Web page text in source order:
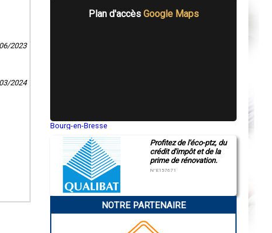
2023
2024
Plan d'accès Google Maps
Bourg-en-Bresse
Montluçon
Manosque
Gap
Charleville-Mézières
Pamiers
Narbonne
Profitez de l'éco-ptz, du
crédit d'impôt et de la
prime de rénovation.
N°E157671
NOTRE PARTENAIRE